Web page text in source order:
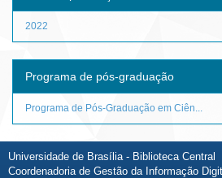
2022
Programa de pós-graduação
Programa de Pós-Graduação em Ciên...
Universidade de Brasília - Biblioteca Central
Coordenadoria de Gestão da Informação